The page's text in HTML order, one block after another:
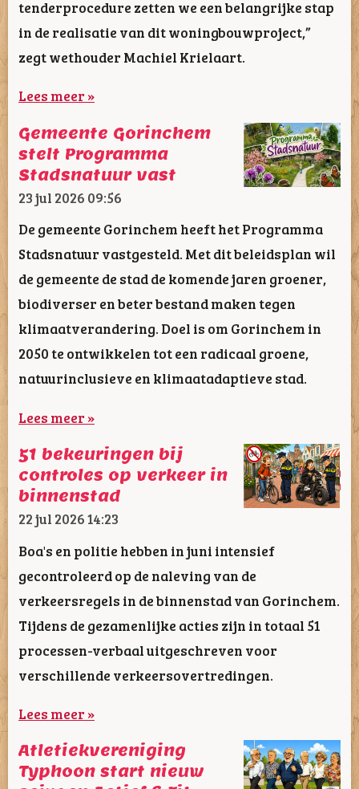
tenderprocedure zetten we een belangrijke stap
in de realisatie van dit woningbouwproject,”
zegt wethouder Machiel Krielaart.
Lees meer »
Gemeente Gorinchem
stelt Programma
Stadsnatuur vast
23 jul 2026 09:56
De gemeente Gorinchem heeft het Programma
Stadsnatuur vastgesteld. Met dit beleidsplan wil
de gemeente de stad de komende jaren groener,
biodiverser en beter bestand maken tegen
klimaatverandering. Doel is om Gorinchem in
2050 te ontwikkelen tot een radicaal groene,
natuurinclusieve en klimaatadaptieve stad.
Lees meer »
51 bekeuringen bij
controles op verkeer in
binnenstad
22 jul 202614:23
Boa's en politie hebben in juni intensief
gecontroleerd op de naleving van de
verkeersregels in de binnenstad van Gorinchem.
Tijdens de gezamenlijke acties zijn in totaal 51
processen-verbaal uitgeschreven voor
verschillende verkeersovertredingen.
Lees meer »
Atletiekvereniging
Typhoon start nieuw